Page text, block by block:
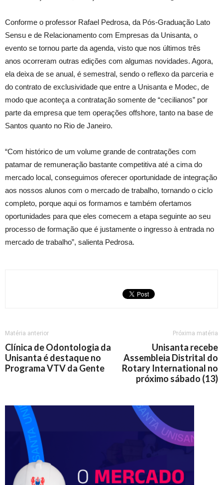
Conforme o professor Rafael Pedrosa, da Pós-Graduação Lato
Sensu e de Relacionamento com Empresas da Unisanta, o
evento se tornou parte da agenda, visto que nos últimos três
anos ocorreram outras edições com algumas novidades. Agora,
ela deixa de se anual, é semestral, sendo o reflexo da parceria e
do contrato de exclusividade que entre a Unisanta e Modec, de
modo que aconteça a contratação somente de “cecilianos” por
parte da empresa que tem operações offshore, tanto na base de
Santos quanto no Rio de Janeiro.
“Com histórico de um volume grande de contratações com
patamar de remuneração bastante competitiva até a cima do
mercado local, conseguimos oferecer oportunidade de integração
aos nossos alunos com o mercado de trabalho, tornando o ciclo
completo, porque aqui os formamos e também ofertamos
oportunidades para que eles comecem a etapa seguinte ao seu
processo de formação que é justamente o ingresso à entrada no
mercado de trabalho”, salienta Pedrosa.
Matéria anterior
Clínica de Odontologia da
Unisanta é destaque no
Programa VTV da Gente
Próxima matéria
Unisanta recebe
Assembleia Distrital do
Rotary International no
próximo sábado (13)